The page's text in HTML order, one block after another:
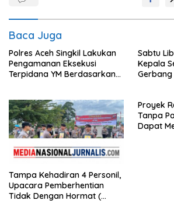
Baca Juga
Polres Aceh Singkil Lakukan
Pengamanan Eksekusi
Terpidana YM Berdasarkan
Sabtu
Kepala
APH
Tampa Kehadiran 4 Personil,
Upacara Pemberhentian
Tidak Dengan Hormat (
Proyek
Tanpa
Dapat